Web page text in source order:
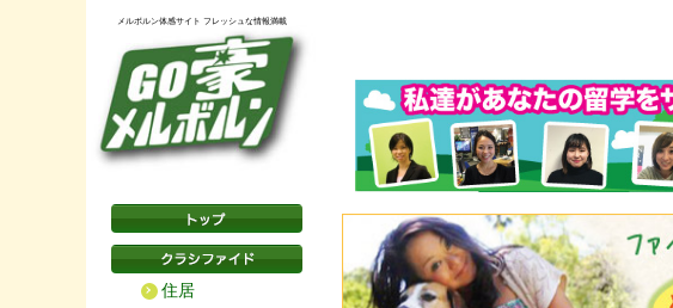
メルボルン体感サイト フレッシュな情報満載
住居